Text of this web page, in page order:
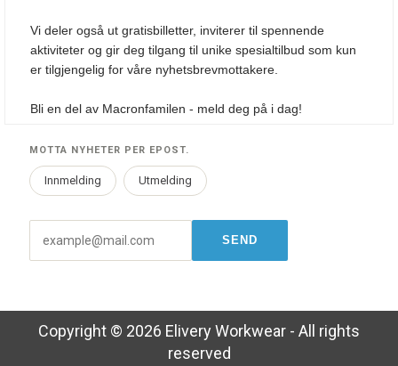
Vi deler også ut gratisbilletter, inviterer til spennende
aktiviteter og gir deg tilgang til unike spesialtilbud som kun
er tilgjengelig for våre nyhetsbrevmottakere.
Bli en del av Macronfamilen - meld deg på i dag!
MOTTA NYHETER PER EPOST.
Innmelding Utmelding
Copyright © 2026 Elivery Workwear - All rights
reserved